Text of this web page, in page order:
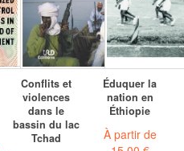
Conflits et
violences
dans le
bassin du lac
Tchad
Éduquer la
nation en
Éthiopie
À partir de